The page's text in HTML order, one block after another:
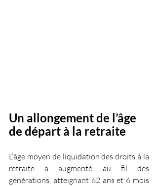
Un allongement de l’âge
de départ à la retraite
L’âge moyen de liquidation des droits à la
retraite a augmenté au fil des
générations, atteignant 62 ans et 6 mois